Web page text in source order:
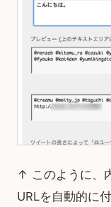
↑ このように、
URLを自動的に